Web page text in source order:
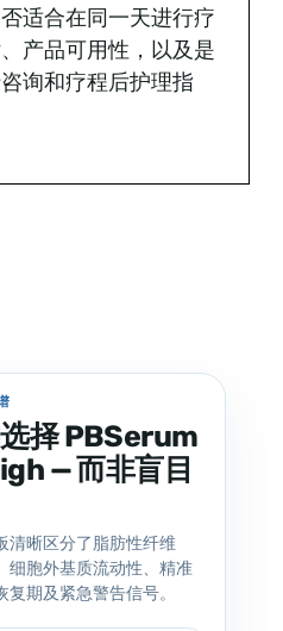
适合在同一天进行疗
产品可用性，以及是
询和疗程后护理指
择 PBSerum
— 而非盲目
清晰区分了脂肪性纤维
细胞外基质流动性、精准
期及紧急警告信号。